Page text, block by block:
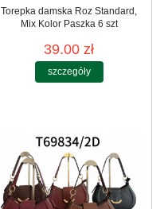
Torepka damska Roz Standard,
Mix Kolor Paszka 6 szt
39.00 zł
szczegóły